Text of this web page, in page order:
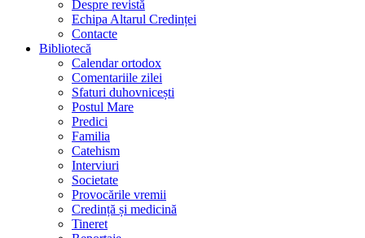
Despre revistă
Echipa Altarul Credinței
Contacte
Bibliotecă
Calendar ortodox
Comentariile zilei
Sfaturi duhovnicești
Postul Mare
Predici
Familia
Catehism
Interviuri
Societate
Provocările vremii
Credință și medicină
Tineret